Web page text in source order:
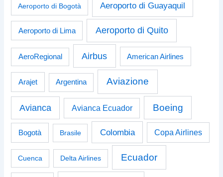
Aeroporto di Bogotà Aeroporto di Guayaquil
Aeroporto di Lima Aeroporto di Quito
AeroRegional Airbus American Airlines
Arajet Argentina Aviazione
Avianca Avianca Ecuador Boeing
Bogotà Brasile Colombia Copa Airlines
Cuenca Delta Airlines Ecuador